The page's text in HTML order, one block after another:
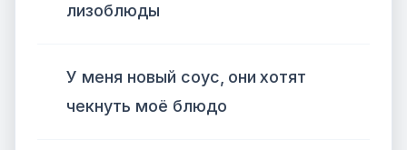
лизоблюды
У меня новый соус, они хотят
чекнуть моё блюдо